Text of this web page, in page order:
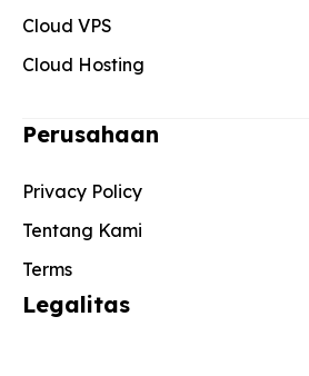
Cloud VPS
Cloud Hosting
Perusahaan
Privacy Policy
Tentang Kami
Terms
Legalitas